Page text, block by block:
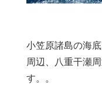
小笠原諸島の海
周辺、八重干瀬
す。。